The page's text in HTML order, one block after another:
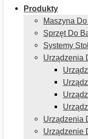
Produkty
Maszyna
Sprzęt Do
Systemy
Urządzenia
Urządzenia
Urządzenie